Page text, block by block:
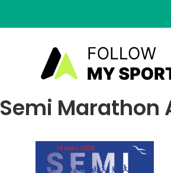
Semi Marathon